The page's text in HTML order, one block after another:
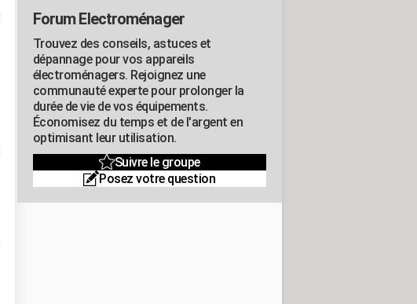
Forum Electroménager
Trouvez des conseils, astuces et
dépannage pour vos appareils
électroménagers. Rejoignez une
communauté experte pour prolonger la
durée de vie de vos équipements.
Économisez du temps et de l'argent en
optimisant leur utilisation.
Suivre le groupe
Posez votre question